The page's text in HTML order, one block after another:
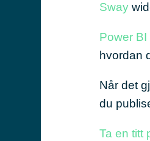
Sway
Power BI
hvordan
Når det
du
Ta en titt